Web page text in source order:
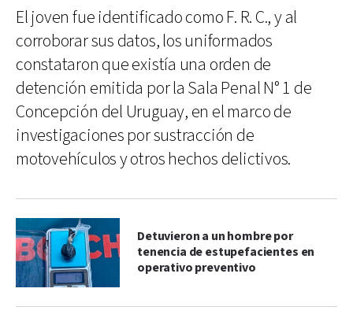
El joven fue identificado como F. R. C., y al
corroborar sus datos, los uniformados
constataron que existía una orden de
detención emitida por la Sala Penal N° 1 de
Concepción del Uruguay, en el marco de
investigaciones por sustracción de
motovehículos y otros hechos delictivos.
Detuvieron a un hombre por
tenencia de estupefacientes en
operativo preventivo